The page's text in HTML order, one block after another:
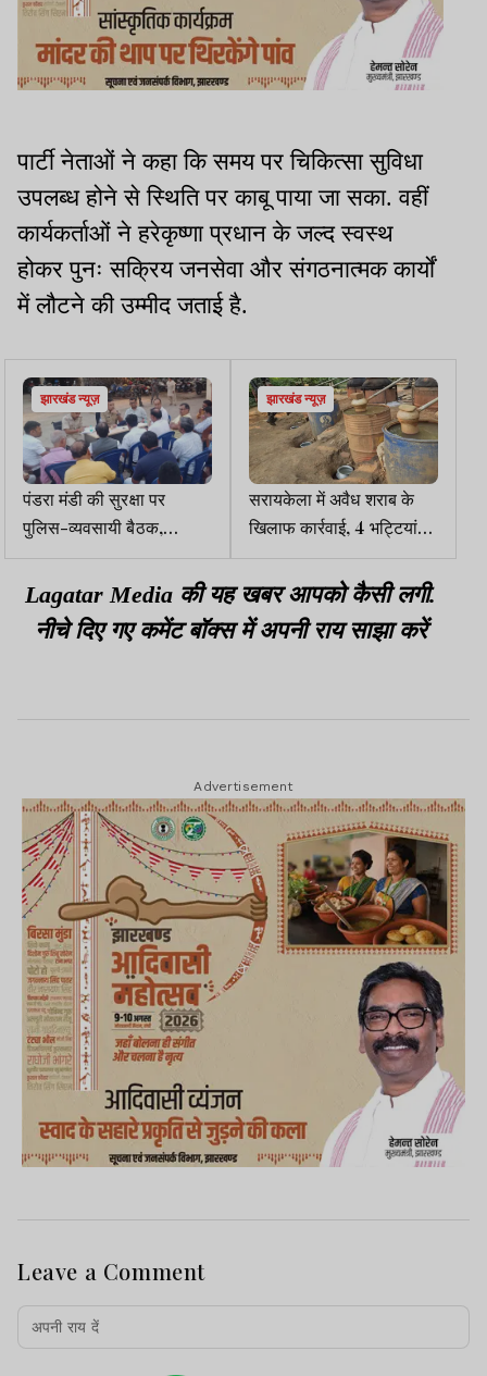
पार्टी नेताओं ने कहा कि समय पर चिकित्सा सुविधा
उपलब्ध होने से स्थिति पर काबू पाया जा सका. वहीं
कार्यकर्ताओं ने हरेकृष्णा प्रधान के जल्द स्वस्थ
होकर पुनः सक्रिय जनसेवा और संगठनात्मक कार्यों
में लौटने की उम्मीद जताई है.
झारखंड न्यूज़
पंडरा मंडी की सुरक्षा पर
पुलिस-व्यवसायी बैठक,
नियमित गश्ती व CCTV
निगरानी की मांग
झारखंड न्यूज़
सरायकेला में अवैध शराब के
खिलाफ कार्रवाई, 4 भट्टियां
ध्वस्त और 1300 किलो जावा
महुआ नष्ट
Lagatar Media की यह खबर आपको कैसी लगी.
नीचे दिए गए कमेंट बॉक्स में अपनी राय साझा करें
Advertisement
Leave a Comment